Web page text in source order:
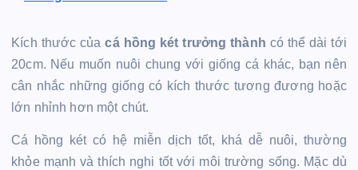
Kích thước củacá hồng két trưởng thành có thể dài tới
20cm. Nếu muốn nuôi chung với giống cá khác, bạn nên
cân nhắc những giống có kích thước tương đương hoặc
lớn nhỉnh hơn một chút.
Cá hồng két có hệ miễn dịch tốt, khá dễ nuôi, thường
khỏe mạnh và thích nghi tốt với môi trường sống. Mặc dù